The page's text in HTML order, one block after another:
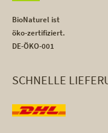
BioNaturel ist
öko-zertifiziert.
DE-ÖKO-001
SCHNELLE